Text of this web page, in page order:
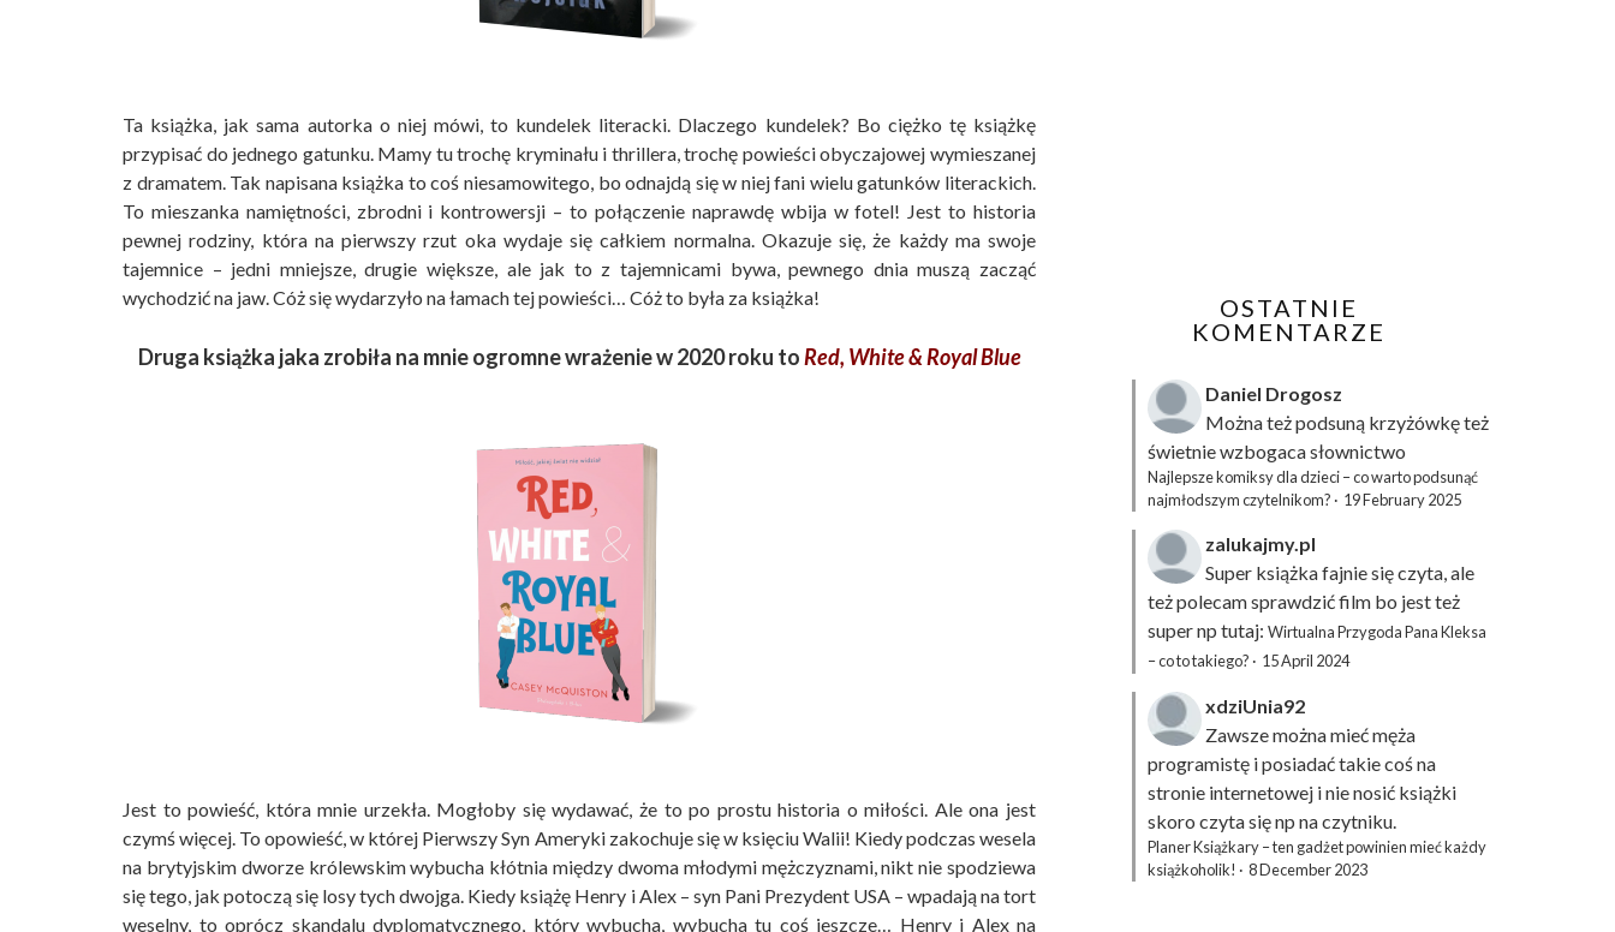
Ta książka, jak sama autorka o niej mówi, to kundelek literacki. Dlaczego kundelek? Bo ciężko tę książkę
przypisać do jednego gatunku. Mamy tu trochę kryminału i thrillera, trochę powieści obyczajowej wymieszanej
z dramatem. Tak napisana książka to coś niesamowitego, bo odnajdą się w niej fani wielu gatunków literackich.
To mieszanka namiętności, zbrodni i kontrowersji – to połączenie naprawdę wbija w fotel! Jest to historia
pewnej rodziny, która na pierwszy rzut oka wydaje się całkiem normalna. Okazuje się, że każdy ma swoje
tajemnice – jedni mniejsze, drugie większe, ale jak to z tajemnicami bywa, pewnego dnia muszą zacząć
wychodzić na jaw. Cóż się wydarzyło na łamach tej powieści… Cóż to była za książka!
Druga książka jaka zrobiła na mnie ogromne wrażenie w 2020 roku toRed, White & Royal Blue
Jest to powieść, która mnie urzekła. Mogłoby się wydawać, że to po prostu historia o miłości. Ale ona jest
czymś więcej. To opowieść, w której Pierwszy Syn Ameryki zakochuje się w księciu Walii! Kiedy podczas wesela
na brytyjskim dworze królewskim wybucha kłótnia między dwoma młodymi mężczyznami, nikt nie spodziewa
się tego, jak potoczą się losy tych dwojga. Kiedy książę Henry i Alex – syn Pani PrezydentUSA – wpadają na tort
weselny, to oprócz skandalu dyplomatycznego, który wybucha, wybucha tu coś jeszcze… Henry i Alex na
OSTATNIE
KOMENTARZE
Daniel Drogosz
Można też podsuną krzyżówkęteż
świetnie wzbogaca słownictwo
Najlepsze komiksy dla dzieci – co warto podsunąć
najmłodszym czytelnikom? · 19 February 2025
zalukajmy.pl
Super książka fajnie się czyta, ale
też polecam sprawdzić film bo jest też
super np tutaj: Wirtualna Przygoda Pana Kleksa
– co to takiego? · 15 April 2024
xdziUnia92
Zawsze można mieć męża
programistę i posiadać takie coś na
stronie internetowej i nie nosić książki
skoro czyta się np na czytniku.
Planer Książkary – ten gadżet powinien mieć każdy
książkoholik! · 8 December 2023